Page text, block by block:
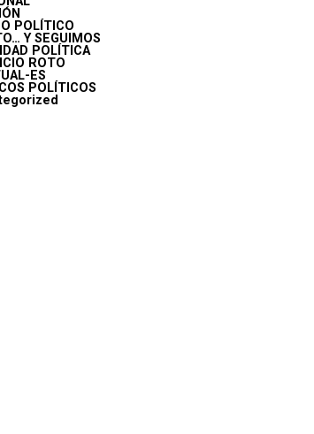
POLÍTICO
Y SEGUIMOS
POLÍTICA
ROTO
ES
POLÍTICOS